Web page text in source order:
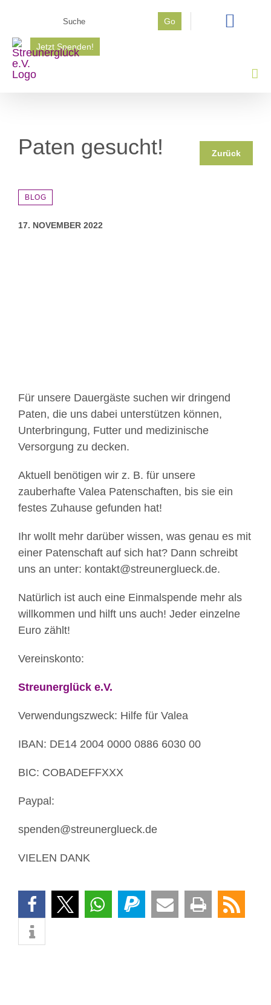
springen
Go
Jetzt Spenden!
Paten gesucht! Zurück
BLOG
17. NOVEMBER 2022
Für unsere Dauergäste suchen wir dringend
Paten, die uns dabei unterstützen können,
Unterbringung, Futter und medizinische
Versorgung zu decken.
Aktuell benötigen wir z. B. für unsere
zauberhafte Valea Patenschaften, bis sie ein
festes Zuhause gefunden hat!
Ihr wollt mehr darüber wissen, was genau es mit
einer Patenschaft auf sich hat? Dann schreibt
uns an unter: kontakt@streunerglueck.de.
Natürlich ist auch eine Einmalspende mehr als
willkommen und hilft uns auch! Jeder einzelne
Euro zählt!
Vereinskonto:
Streunerglück e.V.
Verwendungszweck: Hilfe für Valea
IBAN: DE14 2004 0000 0886 6030 00
BIC: COBADEFFXXX
Paypal:
spenden@streunerglueck.de
VIELEN DANK